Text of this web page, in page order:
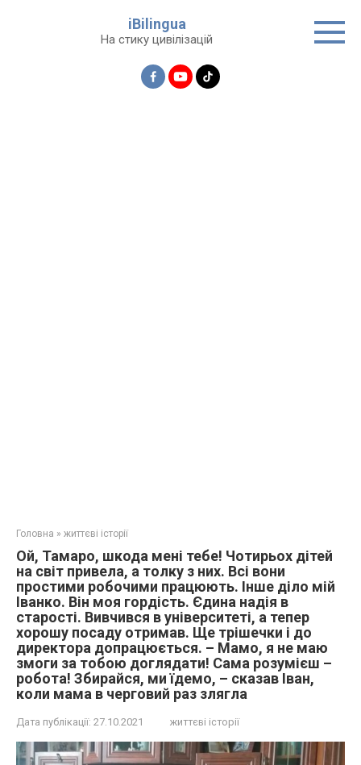
iBilingua
На стику цивілізацій
Головна » життєві історії
Ой, Тамаро, шкода мені тебе! Чотирьох дітей
на світ привела, а толку з них. Всі вони
простими робочими працюють. Інше діло мій
Іванко. Він моя гордість. Єдина надія в
старості. Вивчився в університеті, а тепер
хорошу посаду отримав. Ще трішечки і до
директора допрацюється. – Мамо, я не маю
змоги за тобою доглядати! Сама розумієш –
робота! Збирайся, ми їдемо, – сказав Іван,
коли мама в черговий раз злягла
Дата публікації: 27.10.2021 життєві історії